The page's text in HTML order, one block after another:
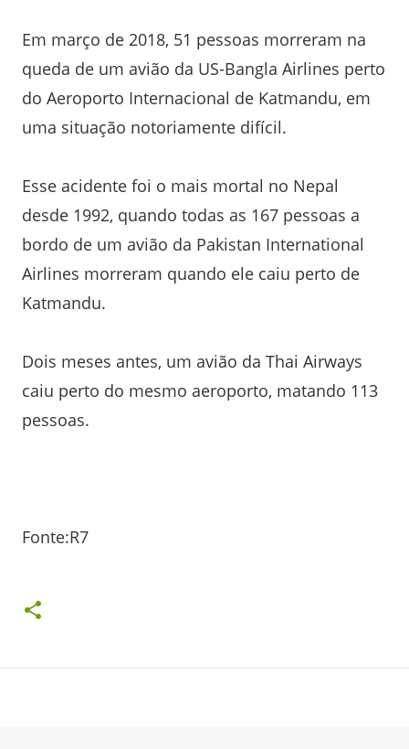
Em março de 2018, 51 pessoas morreram na
queda de um avião da US-Bangla Airlines perto
do Aeroporto Internacional de Katmandu, em
uma situação notoriamente difícil.
Esse acidente foi o mais mortal no Nepal
desde 1992, quando todas as 167 pessoas a
bordo de um avião da Pakistan International
Airlines morreram quando ele caiu perto de
Katmandu.
Dois meses antes, um avião da Thai Airways
caiu perto do mesmo aeroporto, matando 113
pessoas.
Fonte:R7